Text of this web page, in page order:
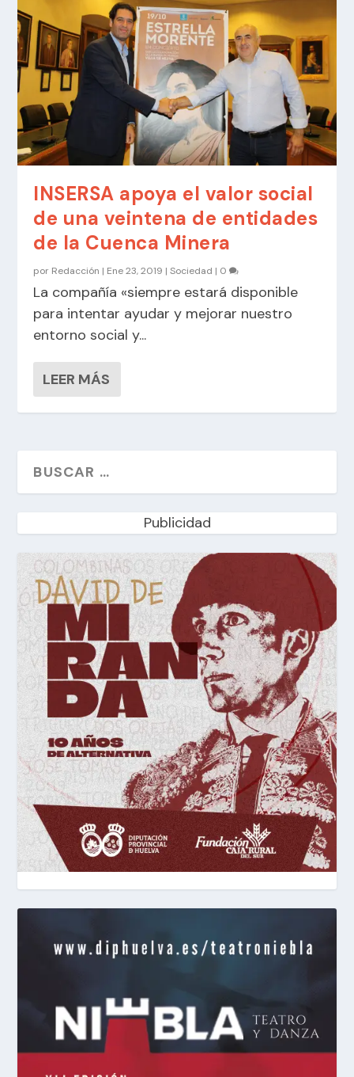
INSERSA apoya el valor social
de una veintena de entidades
de la Cuenca Minera
por Redacción | Ene 23, 2019 |Sociedad | 0
La compañía «siempre estará disponible
para intentar ayudar y mejorar nuestro
entorno social y...
LEER MÁS
Publicidad